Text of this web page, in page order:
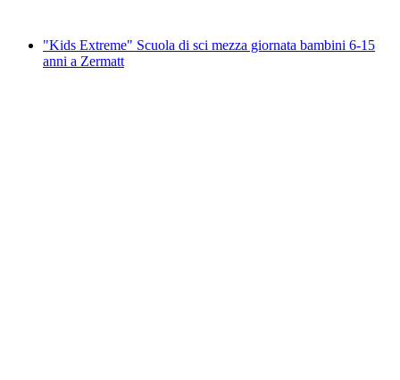
"Kids Extreme" Scuola di sci mezza giornata bambini 6-15
anni a Zermatt